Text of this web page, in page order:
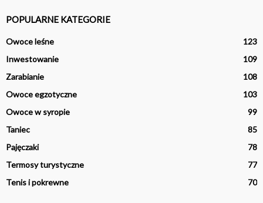
POPULARNE KATEGORIE
Owoce leśne
123
Inwestowanie
109
Zarabianie
108
Owoce egzotyczne
103
Owoce w syropie
99
Taniec
85
Pajęczaki
78
Termosy turystyczne
77
Tenis i pokrewne
70